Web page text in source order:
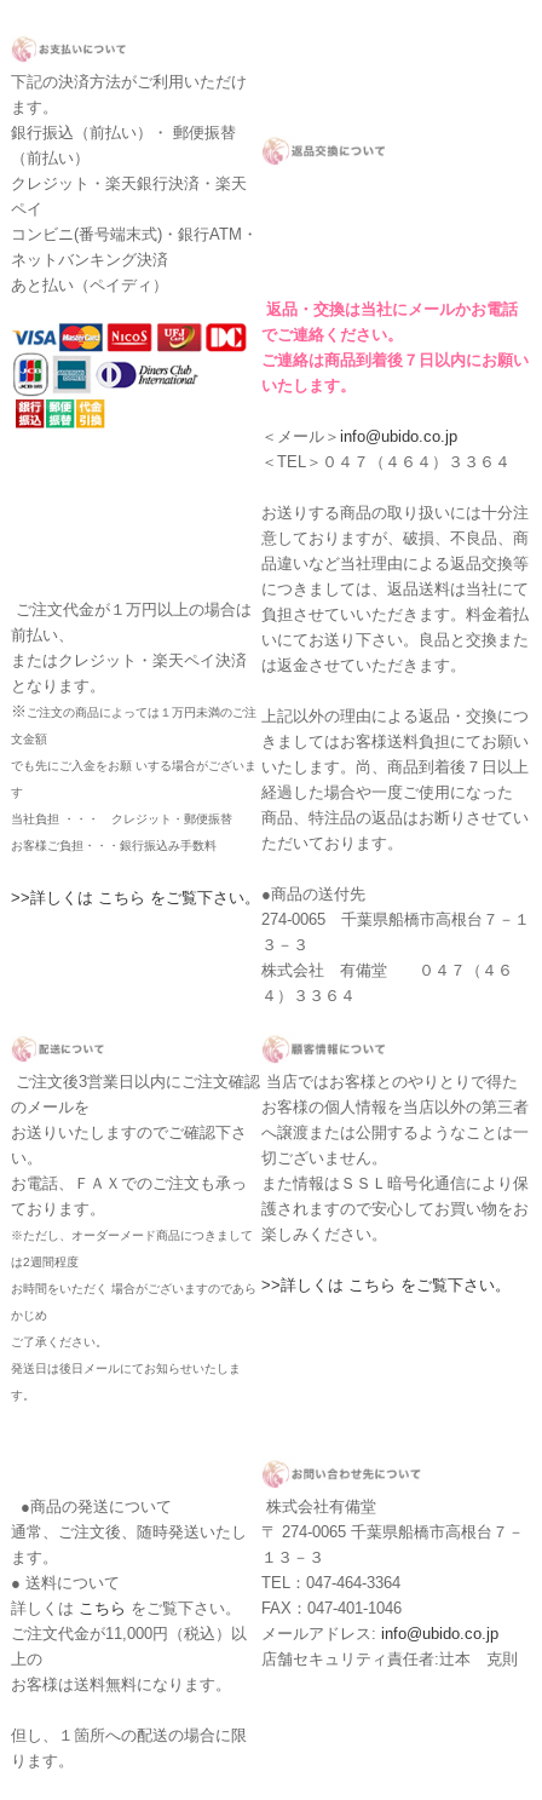
下記の決済方法がご利用いただけ
ます。
銀行振込（前払い）・ 郵便振替
（前払い）
クレジット・楽天銀行決済・楽天
ペイ
コンビニ(番号端末式)・銀行ATM・
ネットバンキング決済
あと払い（ペイディ）
返品・交換は当社にメールかお電話
でご連絡ください。
ご連絡は商品到着後７日以内にお願い
いたします。
＜メール＞ info@ubido.co.jp
＜TEL＞０４７（４６４）３３６４
ご注文代金が１万円以上の場合は
前払い、
またはクレジット・楽天ペイ決済
となります。
※ ご注文の商品によっては１万円未満のご注
文金額
でも先にご入金をお願 いする場合がございま
す
当社負担 ・・・ クレジット・郵便振替
お客様ご負担・・・銀行振込み手数料
>>詳しくは こちら をご覧下さい。
お送りする商品の取り扱いには十分注
意しておりますが、破損、不良品、商
品違いなど当社理由による返品交換等
につきましては、返品送料は当社にて
負担させていいただきます。料金着払
いにてお送り下さい。良品と交換また
は返金させていただきます。
上記以外の理由による返品・交換につ
きましてはお客様送料負担にてお願い
いたします。尚、商品到着後７日以上
経過した場合や一度ご使用になった
商品、特注品の返品はお断りさせてい
ただいております。
●商品の送付先
274-0065 千葉県船橋市高根台７－１
３－３
株式会社 有備堂 ０４７（４６
４）３３６４
ご注文後3営業日以内にご注文確認
のメールを
お送りいたしますのでご確認下さ
い。
お電話、ＦＡＸでのご注文も承っ
ております。
※ただし、オーダーメード商品につきまして
は2週間程度
お時間をいただく 場合がございますのであら
かじめ
ご了承ください。
発送日は後日メールにてお知らせいたしま
す。
当店ではお客様とのやりとりで得た
お客様の個人情報を当店以外の第三者
へ譲渡または公開するようなことは一
切ございません。
また情報はＳＳＬ暗号化通信により保
護されますので安心してお買い物をお
楽しみください。
>>詳しくは こちら をご覧下さい。
●商品の発送について
通常、ご注文後、随時発送いたし
ます。
● 送料について
詳しくは こちら をご覧下さい。
ご注文代金が11,000円（税込）以
上の
お客様は送料無料になります。
但し、１箇所への配送の場合に限
ります。
株式会社有備堂
〒 274-0065 千葉県船橋市高根台７－
１３－３
TEL：047-464-3364
FAX：047-401-1046
メールアドレス: info@ubido.co.jp
店舗セキュリティ責任者:辻本 克則